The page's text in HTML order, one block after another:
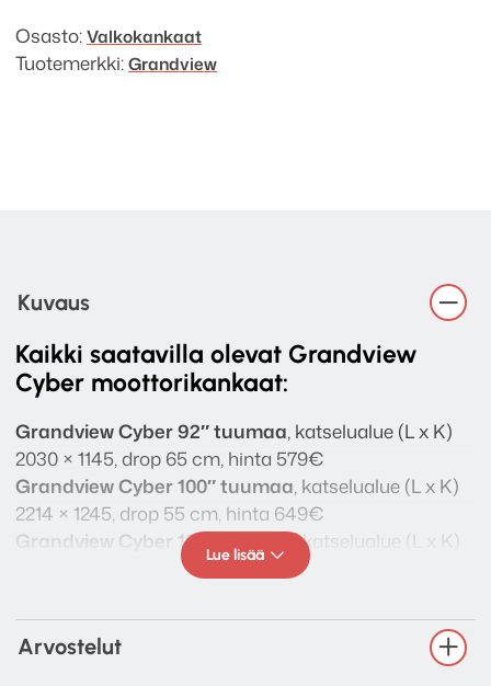
Osasto:Valkokankaat
Tuotemerkki:Grandview
Kuvaus
Kaikki saatavilla olevat Grandview
Cyber moottorikankaat:
Grandview Cyber 92″ tuumaa, katselualue (L x K)
2030 × 1145, drop 65 cm, hinta 579€
Grandview Cyber 100″ tuumaa, katselualue (L x K)
2214 × 1245, drop 55 cm, hinta 649€
Grandview Cyber 106″ tuumaa, katselualue (L x K)
2340 × 1320, drop 50 cm, hinta 699€
2656 × 1494, drop 40 cm, hinta 899€
Grandview Cyber 133″ tuumaa
, katselualue (L x K)
Lue lisää
Arvostelut